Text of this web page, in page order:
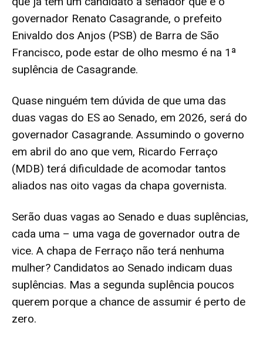
governador Renato Casagrande, o prefeito
Enivaldo dos Anjos (PSB) de Barra de São
Francisco, pode estar de olho mesmo é na 1ª
suplência de Casagrande.
Quase ninguém tem dúvida de que uma das
duas vagas do ES ao Senado, em 2026, será do
governador Casagrande. Assumindo o governo
em abril do ano que vem, Ricardo Ferraço
(MDB) terá dificuldade de acomodar tantos
aliados nas oito vagas da chapa governista.
Serão duas vagas ao Senado e duas suplências,
cada uma – uma vaga de governador outra de
vice. A chapa de Ferraço não terá nenhuma
mulher? Candidatos ao Senado indicam duas
suplências. Mas a segunda suplência poucos
querem porque a chance de assumir é perto de
zero.